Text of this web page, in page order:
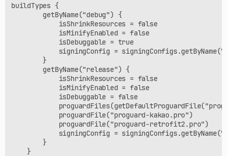
buildTypes {
        getByName("debug") {
            isShrinkResources = false
            isMinifyEnabled = false
            isDebuggable = true
signingConfig =
        }
        getByName("release") {
            isShrinkResources = false
            isMinifyEnabled = false
            isDebuggable = false
            proguardFile("proguard-kakao.pro")
            proguardFile("proguard-retrofit2.pro")
signingConfig =
        }